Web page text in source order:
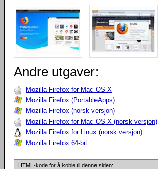
Andre utgaver:
Mozilla Firefox for Mac OS X
Mozilla Firefox (PortableApps)
Mozilla Firefox (norsk versjon)
Mozilla Firefox for Mac OS X (norsk versjon)
Mozilla Firefox for Linux (norsk versjon)
Mozilla Firefox 64-bit
HTML-kode for å koble til denne siden: